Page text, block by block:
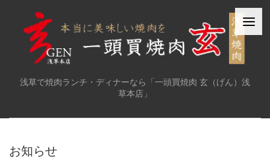
浅草で焼肉ランチ・ディナーなら「一頭買焼肉 玄（げん）浅
草本店」
お知らせ